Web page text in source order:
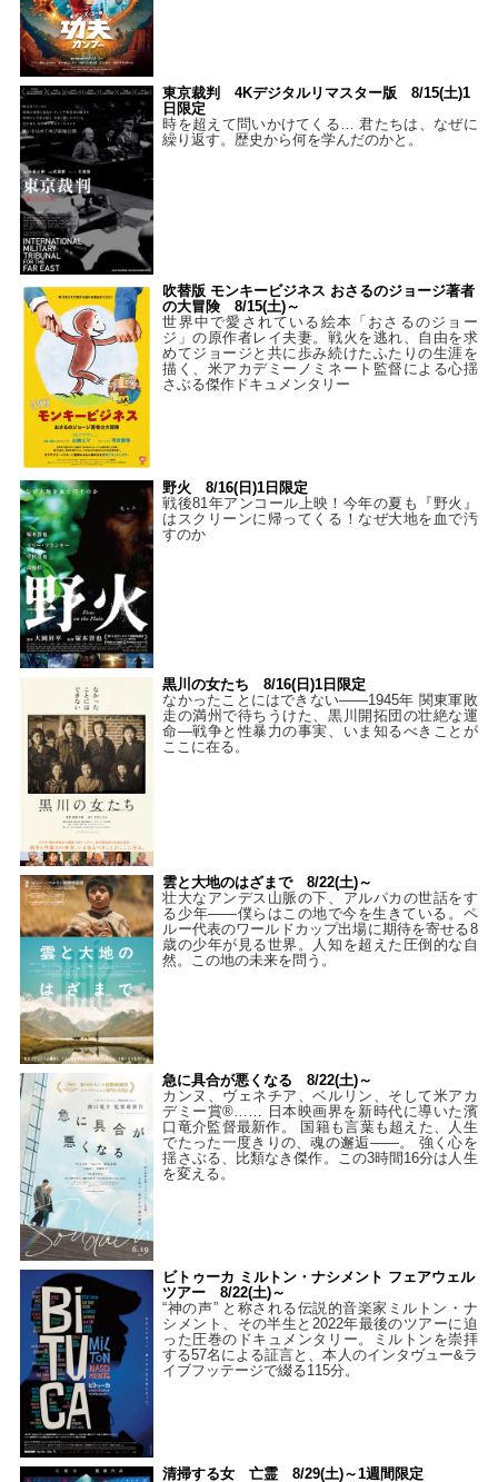
東京裁判 4Kデジタルリマスター版 8/15(土)1
日限定
時を超えて問いかけてくる… 君たちは、なぜに
繰り返す。歴史から何を学んだのかと。
吹替版 モンキービジネス おさるのジョージ著者
の大冒険 8/15(土)～
世界中で愛されている絵本「おさるのジョー
ジ」の原作者レイ夫妻。戦火を逃れ、自由を求
めてジョージと共に歩み続けたふたりの生涯を
描く、米アカデミーノミネート監督による心揺
さぶる傑作ドキュメンタリー
野火 8/16(日)1日限定
戦後81年アンコール上映！今年の夏も『野火』
はスクリーンに帰ってくる！なぜ大地を血で汚
すのか
黒川の女たち 8/16(日)1日限定
なかったことにはできない——1945年 関東軍敗
走の満州で待ちうけた、黒川開拓団の壮絶な運
命―戦争と性暴力の事実、いま知るべきことが
ここに在る。
雲と大地のはざまで 8/22(土)～
壮大なアンデス山脈の下、アルパカの世話をす
る少年――僕らはこの地で今を生きている。ペ
ルー代表のワールドカップ出場に期待を寄せる8
歳の少年が見る世界。人知を超えた圧倒的な自
然。この地の未来を問う。
急に具合が悪くなる 8/22(土)～
カンヌ、ヴェネチア、ベルリン、そして米アカ
デミー賞®…… 日本映画界を新時代に導いた濱
口竜介監督最新作。 国籍も言葉も超えた、人生
でたった一度きりの、魂の邂逅――。 強く心を
揺さぶる、比類なき傑作。この3時間16分は人生
を変える。
ビトゥーカ ミルトン・ナシメント フェアウェル
ツアー 8/22(土)～
“神の声” と称される伝説的音楽家ミルトン・ナ
シメント、その半生と2022年最後のツアーに迫
った圧巻のドキュメンタリー。ミルトンを崇拝
する57名による証言と、本人のインタヴュー&ラ
イブフッテージで綴る115分。
清掃する女 亡霊 8/29(土)～1週間限定